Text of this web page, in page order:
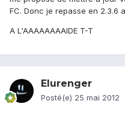
FC. Donc je repasse en 2.3.6
A L'AAAAAAAAIDE T-T
Elurenger
Posté(e) 25 mai 2012